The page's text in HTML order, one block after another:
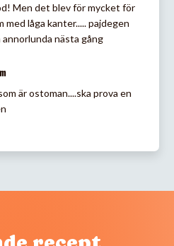
Men det blev för mycket för
med låga kanter..... pajdegen
annorlunda nästa gång
är ostoman....ska prova en